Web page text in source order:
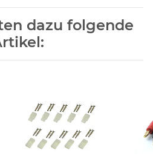
dazu folgende